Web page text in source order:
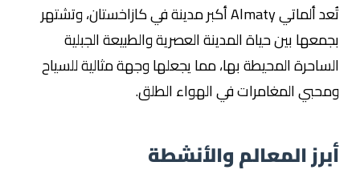
تُعد ألماتي Almaty أكبر مدينة في كازاخستان، وتشتهر
بجمعها بين حياة المدينة العصرية والطبيعة الجبلية
الساحرة المحيطة بها، مما يجعلها وجهة مثالية للسياح
ومحبي المغامرات في الهواء الطلق.
أبرز المعالم والأنشطة